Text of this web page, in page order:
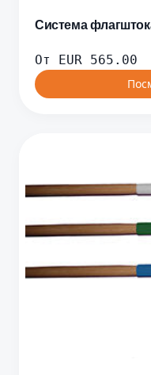
Система
От EUR 565.00